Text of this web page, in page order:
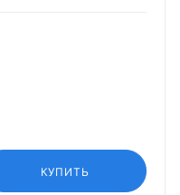
КУПИТЬ